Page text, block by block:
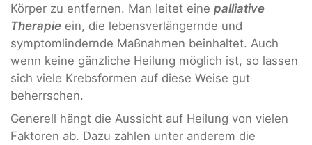
Körper zu entfernen. Man leitet eine palliative
Therapie ein, die lebensverlängernde und
symptomlindernde Maßnahmen beinhaltet. Auch
wenn keine gänzliche Heilung möglich ist, so lassen
sich viele Krebsformen auf diese Weise gut
beherrschen.
Generell hängt die Aussicht auf Heilung von vielen
Faktoren ab. Dazu zählen unter anderem die